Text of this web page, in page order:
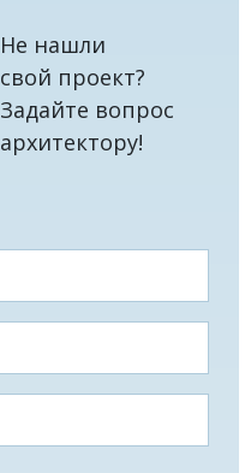
Не нашли
свой проект?
Задайте вопрос
архитектору!